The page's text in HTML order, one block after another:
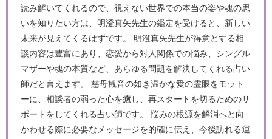
読み解いてくれるので、視えない世界での本当の姿や魂の思
いを知りたい方は、明澄真矢先生の鑑定を受けると、新しい
未来が見えてくるはずです。 明澄真矢先生が得意とする相
談内容は豊富にあり、恋愛から対人関係での悩み、シングル
マザーや魂の本質など、あらゆる問題を解決してくれる占い
師だと言えます。 慈母観音の如き温かな愛の霊眼をモット
ーに、相談者の弱った心を癒し、再スタートを切るためのサ
ポートをしてくれる占い師です。 悩みの根源を解消へと向
かわせる際に必要なメッセージを的確に伝え、今後訪れる運